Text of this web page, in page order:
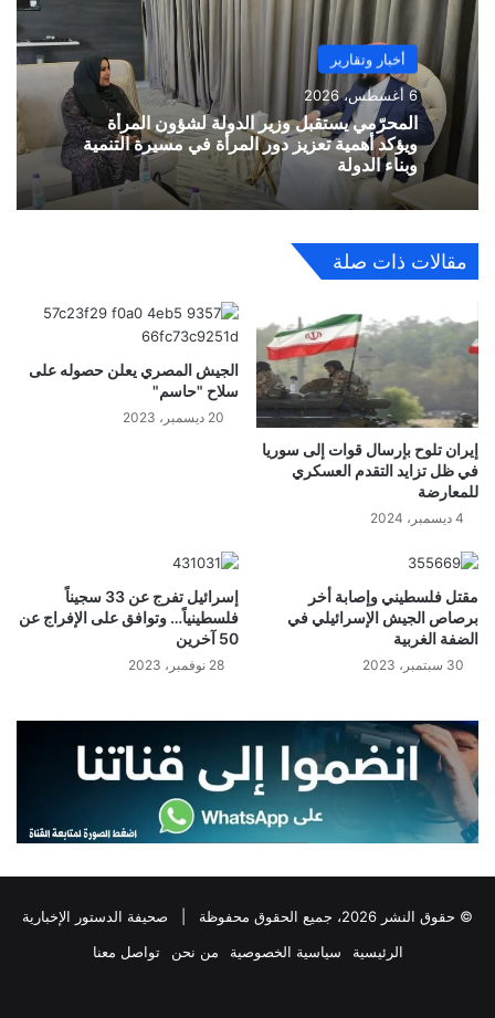
أخبار وتقارير
6 أغسطس، 2026
المحرّمي يستقبل وزير الدولة لشؤون المرأة
ويؤكد أهمية تعزيز دور المرأة في مسيرة التنمية
وبناء الدولة
مقالات ذات صلة
إيران تلوح بإرسال قوات إلى سوريا
في ظل تزايد التقدم العسكري
للمعارضة
4 ديسمبر، 2024
الجيش المصري يعلن حصوله على
سلاح "حاسم"
20 ديسمبر، 2023
مقتل فلسطيني وإصابة أخر
برصاص الجيش الإسرائيلي في
الضفة الغربية
30 سبتمبر، 2023
إسرائيل تفرج عن 33 سجيناً
فلسطينياً… وتوافق على الإفراج عن
50 آخرين
28 نوفمبر، 2023
© حقوق النشر 2026، جميع الحقوق محفوظة |
صحيفة الدستور الإخبارية
الرئيسية
سياسية الخصوصية من نحن تواصل معنا